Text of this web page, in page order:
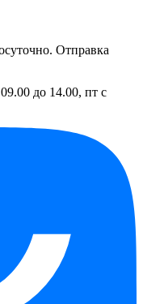
Отправка
до 14.00, пт с